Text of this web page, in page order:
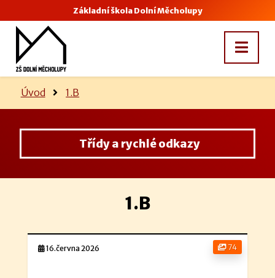
Základní škola Dolní Měcholupy
Úvod 1.B
Třídy a rychlé odkazy
1.B
74
16.června 2026